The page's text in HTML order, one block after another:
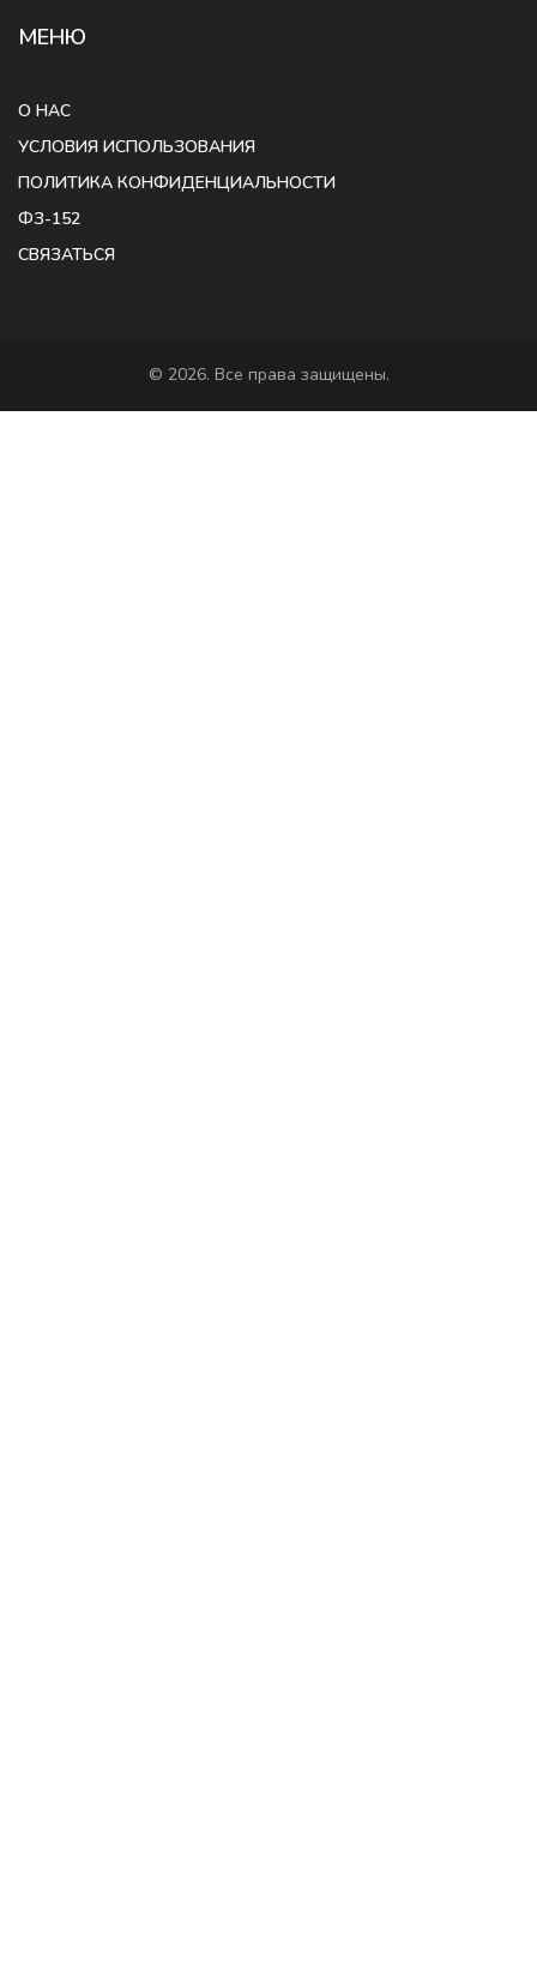
МЕНЮ
О НАС
УСЛОВИЯ ИСПОЛЬЗОВАНИЯ
ПОЛИТИКА КОНФИДЕНЦИАЛЬНОСТИ
ФЗ-152
СВЯЗАТЬСЯ
© 2026. Все права защищены.